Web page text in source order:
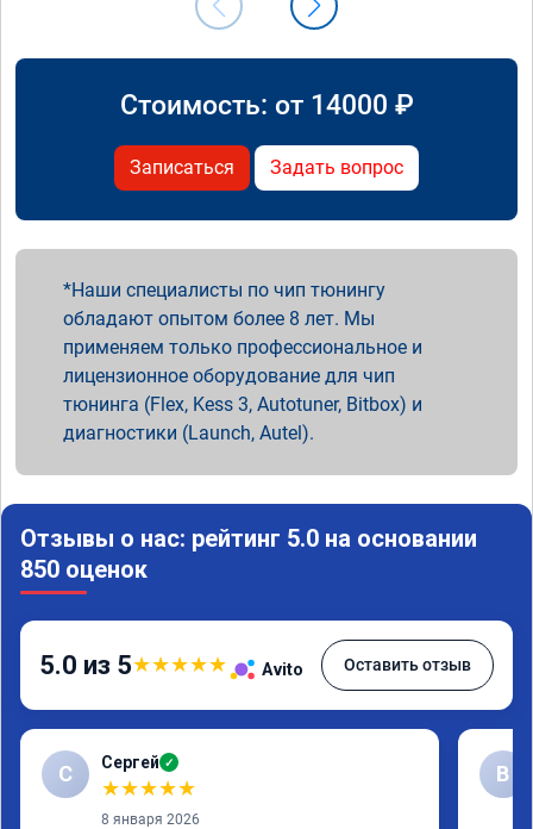
Стоимость: от 14000 ₽
Записаться Задать вопрос
Наши специалисты по чип тюнингу
обладают опытом более 8 лет. Мы
применяем только профессиональное и
лицензионное оборудование для чип
тюнинга (Flex, Kess 3, Autotuner, Bitbox) и
диагностики (Launch, Autel).
Отзывы о нас: рейтинг 5.0 на основании
850 оценок
5.0 из 5★★★★★ Avito Оставить отзыв
С Сергей ✓
★★★★★
8 января 2026
В